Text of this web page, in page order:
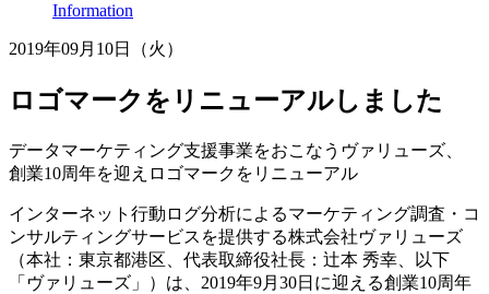
Information
2019年09月10日（火）
ロゴマークをリニューアルしました
データマーケティング支援事業をおこなうヴァリューズ、
創業10周年を迎えロゴマークをリニューアル
インターネット行動ログ分析によるマーケティング調査・コ
ンサルティングサービスを提供する株式会社ヴァリューズ
（本社：東京都港区、代表取締役社長：辻本 秀幸、以下
「ヴァリューズ」）は、2019年9月30日に迎える創業10周年